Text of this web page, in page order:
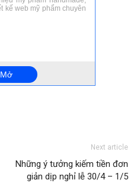
Next article
Những ý tưởng kiếm tiền đơn
giản dịp nghỉ lễ 30/4 – 1/5